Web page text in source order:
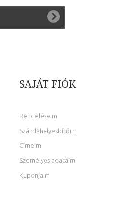
SAJÁT FIÓK
Rendeléseim
Számlahelyesbítőim
Címeim
Személyes adataim
Kuponjaim